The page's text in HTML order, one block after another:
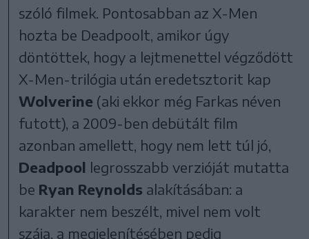
szóló filmek. Pontosabban az X-Men
hozta be Deadpoolt, amikor úgy
döntöttek, hogy a lejtmenettel végződött
X-Men-trilógia után eredetsztorit kap
Wolverine (aki ekkor még Farkas néven
futott), a 2009-ben debütált film
azonban amellett, hogy nem lett túl jó,
Deadpool legrosszabb verzióját mutatta
be Ryan Reynolds alakításában: a
karakter nem beszélt, mivel nem volt
szája, a megjelenítésében pedig